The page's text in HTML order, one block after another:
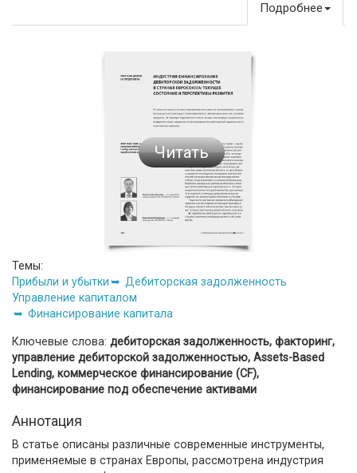
Подробнее
Читать
Темы:
Прибыли и убытки
Дебиторская задолженность
Управление капиталом
Финансирование капитала
Ключевые слова: дебиторская задолженность, факторинг,
управление дебиторской задолженностью, Assets-Based
Lending, коммерческое финансирование (CF),
финансирование под обеспечение активами
Аннотация
В статье описаны различные современные инструменты,
применяемые в странах Европы, рассмотрена индустрия